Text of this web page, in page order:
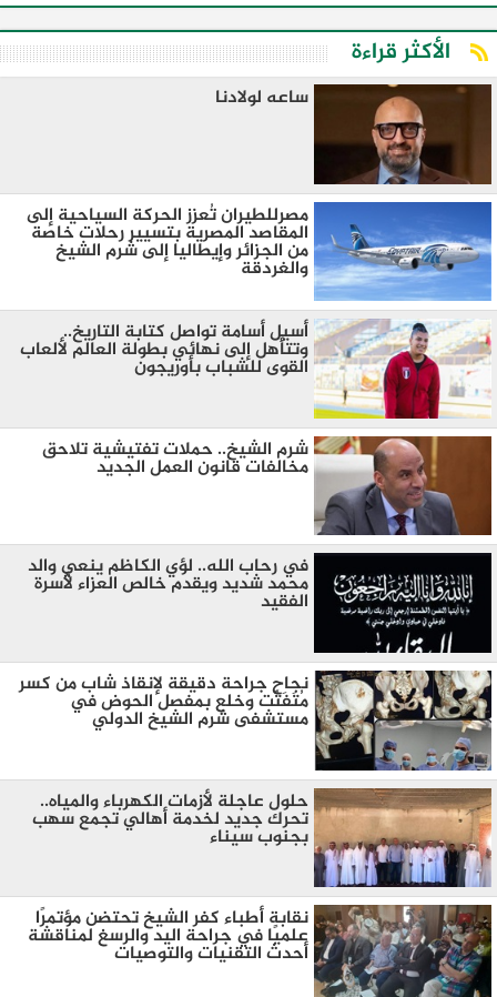
الأكثر قراءة
ساعه لولادنا
مصرللطيران تُعزز الحركة السياحية إلى
المقاصد المصرية بتسيير رحلات خاصة
من الجزائر وإيطاليا إلى شرم الشيخ
والغردقة
أسيل أسامة تواصل كتابة التاريخ..
وتتأهل إلى نهائي بطولة العالم لألعاب
القوى للشباب بأوريجون
شرم الشيخ.. حملات تفتيشية تلاحق
مخالفات قانون العمل الجديد
في رحاب الله.. لؤي الكاظم ينعي والد
محمد شديد ويقدم خالص العزاء لأسرة
الفقيد
نجاح جراحة دقيقة لإنقاذ شاب من كسر
مُتَفَتِّت وخلع بمفصل الحوض في
مستشفى شرم الشيخ الدولي
حلول عاجلة لأزمات الكهرباء والمياه..
تحرك جديد لخدمة أهالي تجمع سهب
بجنوب سيناء
نقابة أطباء كفر الشيخ تحتضن مؤتمرًا
علميًا في جراحة اليد والرسغ لمناقشة
أحدث التقنيات والتوصيات